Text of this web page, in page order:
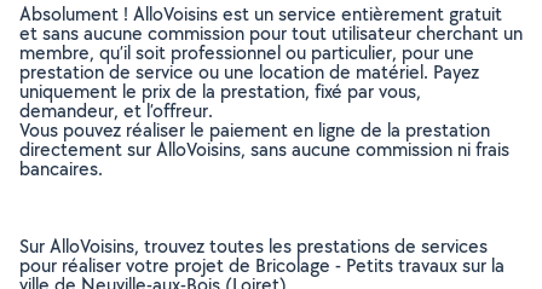
Absolument ! AlloVoisins est un service entièrement gratuit
et sans aucune commission pour tout utilisateur cherchant un
membre, qu’il soit professionnel ou particulier, pour une
prestation de service ou une location de matériel. Payez
uniquement le prix de la prestation, fixé par vous,
demandeur, et l’offreur.
Vous pouvez réaliser le paiement en ligne de la prestation
directement sur AlloVoisins, sans aucune commission ni frais
bancaires.
Sur AlloVoisins, trouvez toutes les prestations de services
pour réaliser votre projet de Bricolage - Petits travaux sur la